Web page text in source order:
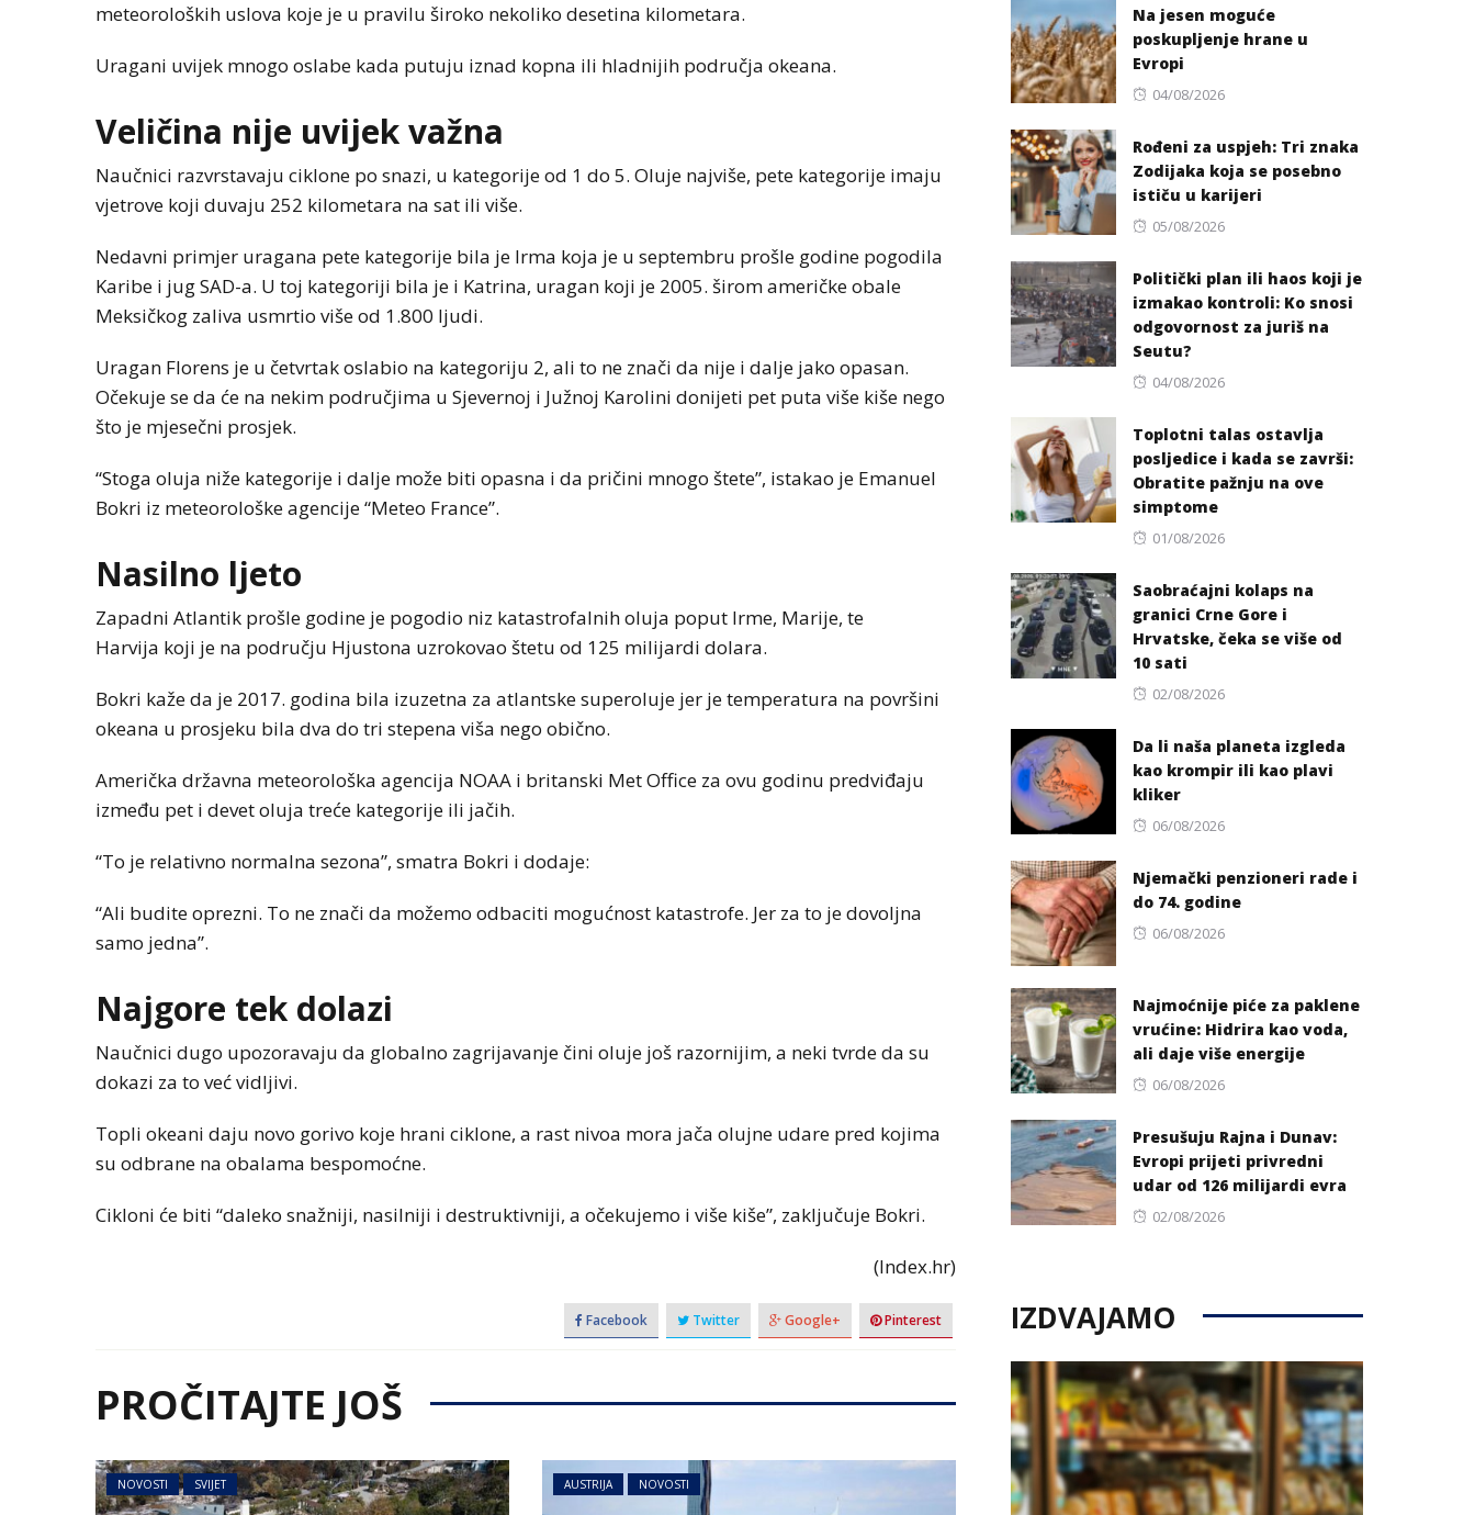
meteoroloških uslova koje je u pravilu široko nekoliko desetina kilometara.
Uragani uvijek mnogo oslabe kada putuju iznad kopna ili hladnijih područja okeana.
Veličina nije uvijek važna
Naučnici razvrstavaju ciklone po snazi, u kategorije od 1 do 5. Oluje najviše, pete kategorije imaju
vjetrove koji duvaju 252 kilometara na sat ili više.
Nedavni primjer uragana pete kategorije bila je Irma koja je u septembru prošle godine pogodila
Karibe i jug SAD-a. U toj kategoriji bila je i Katrina, uragan koji je 2005. širom američke obale
Meksičkog zaliva usmrtio više od 1.800 ljudi.
Uragan Florens je u četvrtak oslabio na kategoriju 2, ali to ne znači da nije i dalje jako opasan.
Očekuje se da će na nekim područjima u Sjevernoj i Južnoj Karolini donijeti pet puta više kiše nego
što je mjesečni prosjek.
“Stoga oluja niže kategorije i dalje može biti opasna i da pričini mnogo štete”, istakao je Emanuel
Bokri iz meteorološke agencije “Meteo France”.
Nasilno ljeto
Zapadni Atlantik prošle godine je pogodio niz katastrofalnih oluja poput Irme, Marije, te
Harvija koji je na području Hjustona uzrokovao štetu od 125 milijardi dolara.
Bokri kaže da je 2017. godina bila izuzetna za atlantske superoluje jer je temperatura na površini
okeana u prosjeku bila dva do tri stepena viša nego obično.
Američka državna meteorološka agencija NOAA i britanski Met Office za ovu godinu predviđaju
između pet i devet oluja treće kategorije ili jačih.
“To je relativno normalna sezona”, smatra Bokri i dodaje:
“Ali budite oprezni. To ne znači da možemo odbaciti mogućnost katastrofe. Jer za to je dovoljna
samo jedna”.
Najgore tek dolazi
Naučnici dugo upozoravaju da globalno zagrijavanje čini oluje još razornijim, a neki tvrde da su
dokazi za to već vidljivi.
Topli okeani daju novo gorivo koje hrani ciklone, a rast nivoa mora jača olujne udare pred kojima
su odbrane na obalama bespomoćne.
Cikloni će biti “daleko snažniji, nasilniji i destruktivniji, a očekujemo i više kiše”, zaključuje Bokri.
(Index.hr)
Facebook Twitter Google+ Pinterest
PROČITAJTE JOŠ
NOVOSTI SVIJET AUSTRIJA NOVOSTI
Na jesen moguće
poskupljenje hrane u
Evropi
Posted
04/08/2026
Rođeni za uspjeh: Tri znaka
Zodijaka koja se posebno
ističu u karijeri
Posted
05/08/2026
Politički plan ili haos koji je
izmakao kontroli: Ko snosi
odgovornost za juriš na
Seutu?
Posted
04/08/2026
Toplotni talas ostavlja
posljedice i kada se završi:
Obratite pažnju na ove
simptome
Posted
01/08/2026
Saobraćajni kolaps na
granici Crne Gore i
Hrvatske, čeka se više od
10 sati
Posted
02/08/2026
Da li naša planeta izgleda
kao krompir ili kao plavi
kliker
Posted
06/08/2026
Njemački penzioneri rade i
do 74. godine
Posted
06/08/2026
Najmoćnije piće za paklene
vrućine: Hidrira kao voda,
ali daje više energije
Posted
06/08/2026
Presušuju Rajna i Dunav:
Evropi prijeti privredni
udar od 126 milijardi evra
Posted
02/08/2026
IZDVAJAMO